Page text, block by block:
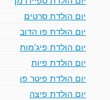
יום הולדת סרטים
יום הולדת פו הדוב
יום הולדת פיג'מות
יום הולדת פיות
יום הולדת פיטר פן
יום הולדת פיצה